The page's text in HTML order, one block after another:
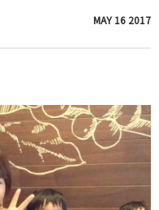
MAY 16 2017